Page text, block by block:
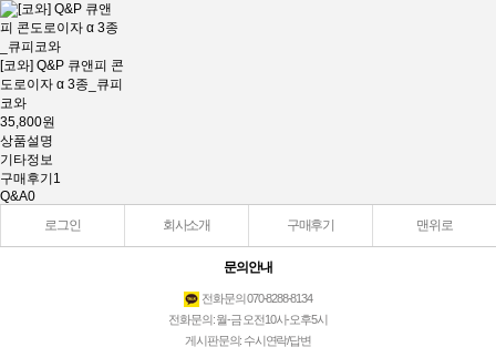
[코와] Q&P 큐앤피 콘
도로이자 α 3종_큐피
코와
35,800원
상품설명
기타정보
구매후기 1
Q&A0
로그인
회사소개 구매후기 맨위로
문의안내
전화문의 070-8288-8134
전화문의: 월-금 오전10시-오후5시
게시판문의: 수시연락/답변